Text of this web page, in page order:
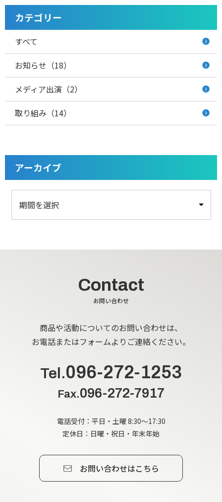
カテゴリー
すべて
お知らせ（18）
メディア出演（2）
取り組み（14）
アーカイブ
お問い合わせ
Contact
商品や活動についてのお問い合わせは、
お電話またはフォームよりご連絡ください。
Tel.096-272-1253
Fax.096-272-7917
電話受付：平日・土曜 8:30～17:30
定休日：日曜・祝日・年末年始
お問い合わせはこちら